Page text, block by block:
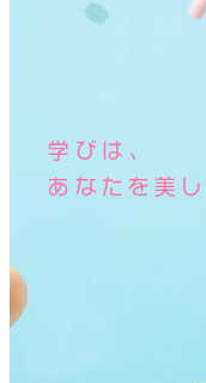
学びは、
あなたを美